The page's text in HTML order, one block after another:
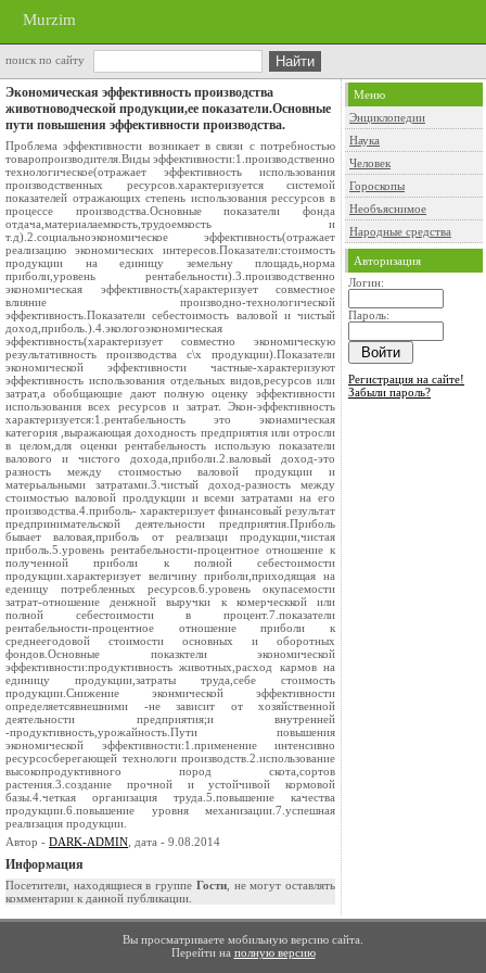
Murzim
поиск по сайту
Экономическая эффективность производства
животноводческой продукции,ее показатели.Основные
пути повышения эффективности производства.
Проблема эффективности возникает в связи с потребностью
товаропроизводителя.Виды эффективности:1.производственно
технологическое(отражает эффективность использования
производственных ресурсов.характеризуется системой
показателей отражающих степень использования рессурсов в
процессе производства.Основные показатели фонда
отдача,материалаемкость,трудоемкость и
т.д).2.социальноэкономическое эффективность(отражает
реализацию экономических интересов.Показатели:стоимость
продукции на единицу земельну площадь,норма
приболи,уровень рентабельности).3.производственно
экономическая эффективность(характеризует совместное
влияние производно-технологической
эффективность.Показатели себестоимость валовой и чистый
доход,приболь.).4.экологоэкономическая
эффективность(характеризует совместно экономическую
результативность производства с\х продукции).Показатели
экономической эффективности частные-характеризуют
эффективность использования отдельных видов,ресурсов или
затрат,а обобщающие дают полную оценку эффективности
использования всех ресурсов и затрат. Экон-эффективность
характеризуется:1.рентабельность это эконамическая
категория ,выражающая доходность предприятия или отросли
в целом,для оценки рентабельность использую показатели
валового и чистого дохода,приболи.2.валовый доход-это
разность между стоимостью валовой продукции и
матерьальными затратами.3.чистый доход-разность между
стоимостью валовой пролдукции и всеми затратами на его
производства.4.приболь- характеризует финансовый результат
предпринимательской деятельности предприятия.Приболь
бывает валовая,приболь от реализаци продукции,чистая
приболь.5.уровень рентабельности-процентное отношение к
полученной приболи к полной себестоимости
продукции.характеризует величину приболи,приходящая на
еденицу потребленных ресурсов.6.уровень окупасемости
затрат-отношение денжной выручки к комерческкой или
полной себестоимости в процент.7.показатели
рентабельности-процентное отношение приболи к
среднеегодовой стоимости основных и оборотных
фондов.Основные показктели экономической
эффективности:продуктивность животных,расход кармов на
единицу продукции,затраты труда,себе стоимость
продукции.Снижение эконмической эффективности
определяетсявнешними -не зависит от хозяйственной
деятельности предприятия;и внутренней
-продуктивность,урожайность.Пути повышения
экономической эффективности:1.применение интенсивно
ресурсосберегающей технологи производств.2.использование
высокопродуктивного пород скота,сортов
растения.3.создание прочной и устойчивой кормовой
базы.4.четкая организация труда.5.повышение качества
продукции.6.повышение уровня механизации.7.успешная
реализация продукции.
Автор - DARK-ADMIN , дата - 9.08.2014
Информация
Посетители, находящиеся в группе Гости, не могут оставлять
комментарии к данной публикации.
Меню
Энциклопедии
Наука
Человек
Гороскопы
Необъяснимое
Народные средства
Авторизация
Логин:
Пароль:
Регистрация на сайте!
Забыли пароль?
Вы просматриваете мобильную версию сайта.
Перейти на полную версию